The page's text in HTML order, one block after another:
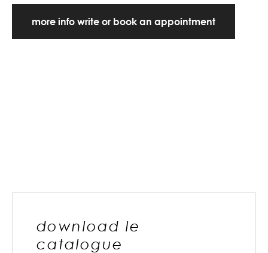
more info write or book an appointment
download le
catalogue